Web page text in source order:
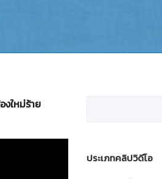
งใหม่ร้าย
ประเภทคลิปวิดีโอ